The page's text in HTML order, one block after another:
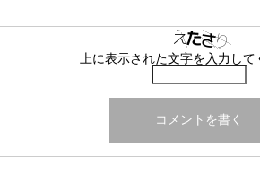
上に表示された文字を入力して